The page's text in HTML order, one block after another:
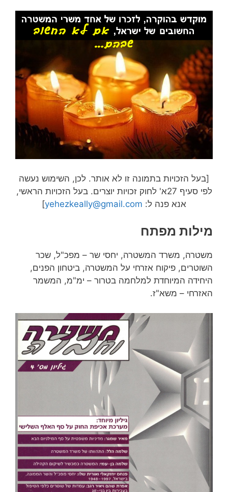
[בעל הזכויות בתמונה זו לא אותר. לכן, השימוש נעשה
לפי סעיף 27א' לחוק זכויות יוצרים. בעל הזכויות הראשי,
אנא פנה ל: yehezkeally@gmail.com
]
מילות מפתח
משטרה, משרד המשטרה, יחסי שר – מפכ"ל, שכר
השוטרים, פיקוח אזרחי על המשטרה, ביטחון הפנים,
היחידה המיוחדת למלחמה בטרור – ימ"מ, המשמר
האזרחי – משא"ז.